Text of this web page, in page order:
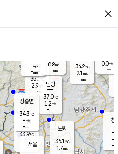
close
양주
35.1℃
2.9
-mm
34.2℃
2.1 m/s
-mm
창
-
-m/
-
0.0m/s
-mm
은평
33.9℃
1.2 m/s
- mm
노원
36.1℃
1.7m/s
남방
37.0℃
1.2m/s
-mm
장흥면
34.3℃
-m/s
-mm
-m/s
-mm
서울
0.8m/s
-mm